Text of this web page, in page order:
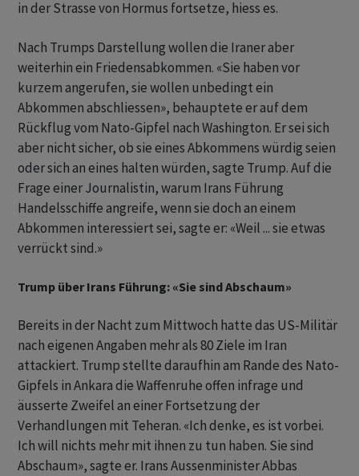
in der Strasse von Hormus fortsetze, hiess es.
Nach Trumps Darstellung wollen die Iraner aber
weiterhin ein Friedensabkommen. «Sie haben vor
kurzem angerufen, sie wollen unbedingt ein
Abkommen abschliessen», behauptete er auf dem
Rückflug vom Nato-Gipfel nach Washington. Er sei sich
aber nicht sicher, ob sie eines Abkommens würdig seien
oder sich an eines halten würden, sagte Trump. Auf die
Frage einer Journalistin, warum Irans Führung
Handelsschiffe angreife, wenn sie doch an einem
Abkommen interessiert sei, sagte er: «Weil ... sie etwas
verrückt sind.»
Trump über Irans Führung: «Sie sind Abschaum»
Bereits in der Nacht zum Mittwoch hatte das US-Militär
nach eigenen Angaben mehr als 80 Ziele im Iran
attackiert. Trump stellte daraufhin am Rande des Nato-
Gipfels in Ankara die Waffenruhe offen infrage und
äusserte Zweifel an einer Fortsetzung der
Verhandlungen mit Teheran. «Ich denke, es ist vorbei.
Ich will nichts mehr mit ihnen zu tun haben. Sie sind
Abschaum», sagte er. Irans Aussenminister Abbas